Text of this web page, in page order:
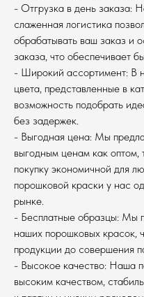
- Отгрузка в день заказа:
слаженная логистика
обрабатывать ваш заказ и
заказа, что обеспечивает
- Широкий ассортимент: В
цвета, представленные в
возможность подобрать
без задержек.
- Выгодная цена: Мы
выгодным ценам как оптом,
покупку экономичной для
порошковой краски у нас
рынке.
- Бесплатные образцы: Мы
наших порошковых красок,
продукции до совершения
- Высокое качество: Наша
высоким качеством,